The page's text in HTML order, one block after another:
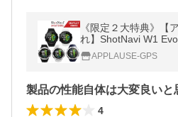
《限定２大特典》【
れ】ShotNavi W1
トナビ (ゴルフナビ/
距離計/距離計測器)
APPLAUSE-GPS
4